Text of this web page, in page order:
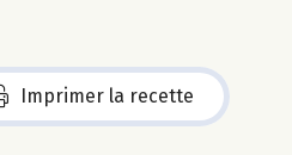
Imprimer la recette